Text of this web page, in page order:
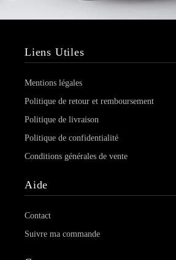
Liens Utiles
Mentions légales
Politique de retour et remboursement
Politique de livraison
Politique de confidentialité
Conditions générales de vente
Aide
Contact
Suivre ma commande